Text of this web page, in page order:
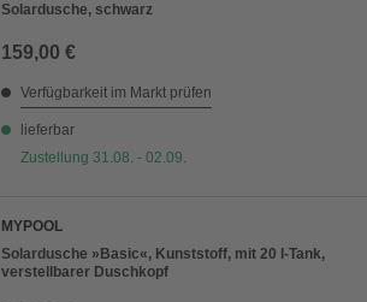
Solardusche, schwarz
159,00 €
Verfügbarkeit im Markt prüfen
lieferbar
Zustellung 31.08. - 02.09.
MYPOOL
Solardusche »Basic«, Kunststoff, mit 20 l-Tank,
verstellbarer Duschkopf